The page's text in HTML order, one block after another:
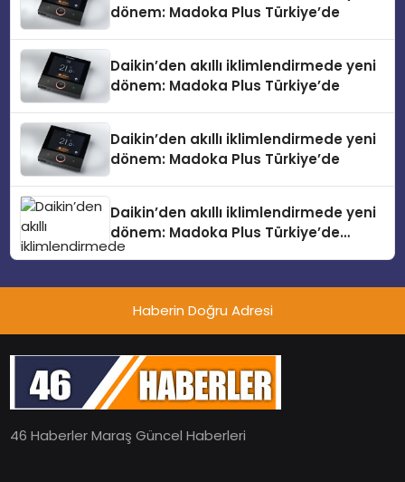
dönem: Madoka Plus Türkiye’de
Daikin’den akıllı iklimlendirmede yeni
dönem: Madoka Plus Türkiye’de
Daikin’den akıllı iklimlendirmede yeni
dönem: Madoka Plus Türkiye’de
Daikin’den akıllı iklimlendirmede yeni
dönem: Madoka Plus Türkiye’de
Daikin’in kullanıcı dostu tasarımıyla
teknolojilerle donatılmış son modeli
VRV kontrol ünitesi Madoka Plus
Türkiye’de satışa sunuldu. Tam
dokunmatik ekranı, mobil uygulama
desteği ve akıllı sensör entegrasyonu
sayesinde iklimlendirme sistemlerinin
yönetimini daha kolay, konforlu ve
verimli hale getiriyor. Enerji
Haberin Doğru Adresi
46 Haberler Maraş Güncel Haberleri